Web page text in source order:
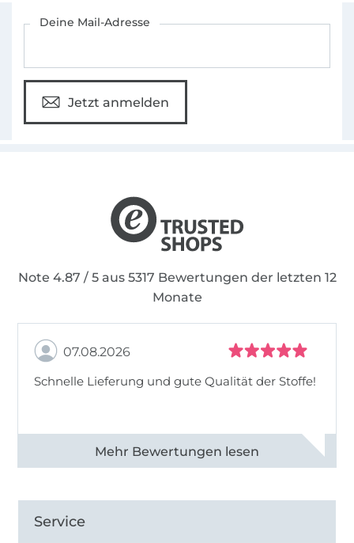
Deine Mail-Adresse
Jetzt anmelden
Note 4.87 / 5 aus 5317 Bewertungen der letzten 12
Monate
07.08.2026
Schnelle Lieferung und gute Qualität der Stoffe!
Alle 82990 Bewertungen ansehen
Service